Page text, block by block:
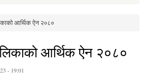
आर्थिक ऐन २०८०
आर्थिक ऐन २०८०
- 19:01